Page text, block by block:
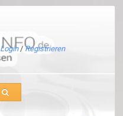
Login/Registrieren